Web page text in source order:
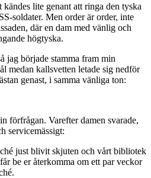
kändes lite genant att ringa den tyska
soldater. Men order är order, inte
där en dam med vänlig och
högtyska.
jag började stamma fram min
medan kallsvetten letade sig nedför
genast, i samma vänliga ton:
förfrågan. Varefter damen svarade,
servicemässigt:
just blivit skjuten och vårt bibliotek
be er återkomma om ett par veckor